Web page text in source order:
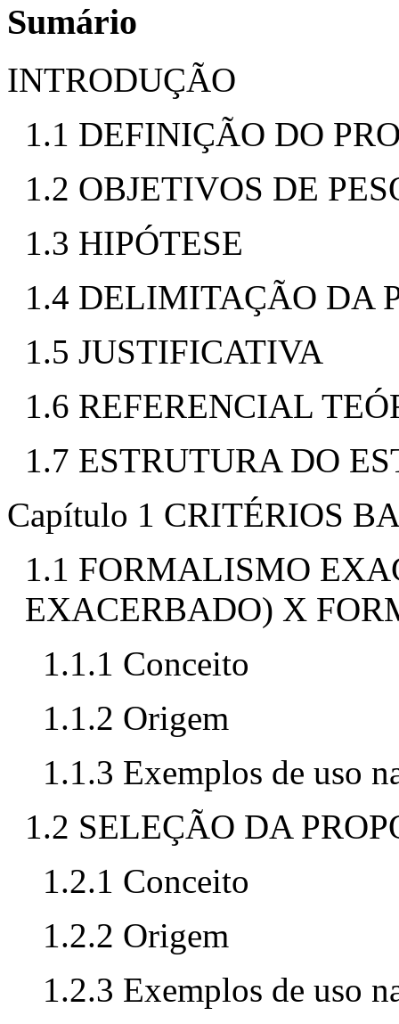
Sumário
INTRODUÇÃO
1.1 DEFINIÇÃO DO
1.2 OBJETIVOS DE
1.3 HIPÓTESE
1.4 DELIMITAÇÃO DA
1.5 JUSTIFICATIVA
1.6 REFERENCIAL
1.7 ESTRUTURA DO
Capítulo 1 CRITÉRIOS
1.1 FORMALISMO
EXACERBADO) X
1.1.1 Conceito
1.1.2 Origem
1.1.3 Exemplos de uso
1.2 SELEÇÃO DA
1.2.1 Conceito
1.2.2 Origem
1.2.3 Exemplos de uso